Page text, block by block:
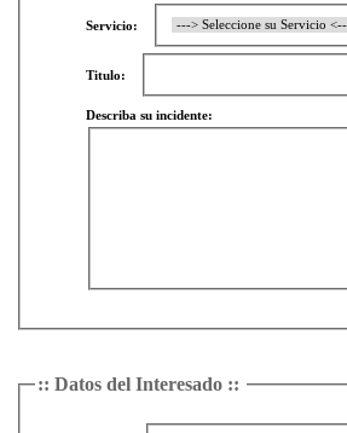
Servicio:
Titulo:
Describa su incidente:
:: Datos del Interesado ::